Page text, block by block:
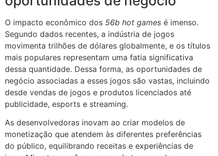
O impacto econômico dos 56b hot games é imenso.
Segundo dados recentes, a indústria de jogos
movimenta trilhões de dólares globalmente, e os títulos
mais populares representam uma fatia significativa
dessa quantidade. Dessa forma, as oportunidades de
negócio associadas a esses jogos são vastas, incluindo
desde vendas de jogos e produtos licenciados até
publicidade, esports e streaming.
As desenvolvedoras inovam ao criar modelos de
monetização que atendem às diferentes preferências
do público, equilibrando receitas e experiências de